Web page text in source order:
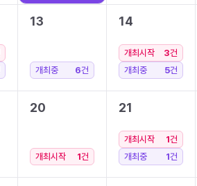
13
개최중 6건
14
개최시작 3건
개최중
5건
20
개최시작 1건
21
개최시작 1건
개최중
1건